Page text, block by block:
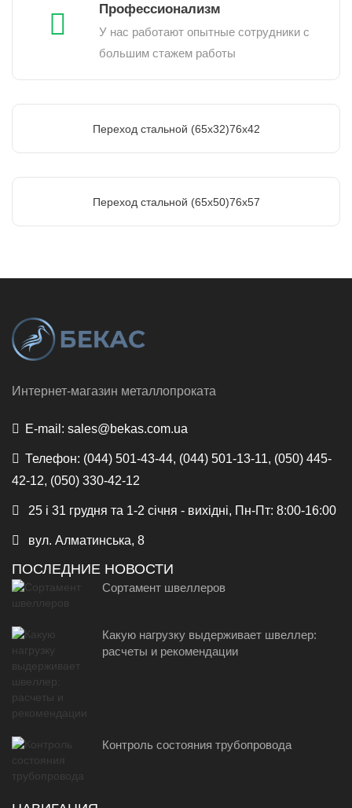
Профессионализм
У нас работают опытные сотрудники с
большим стажем работы
Переход стальной (65х32)76х42
Переход стальной (65х50)76х57
Интернет-магазин металлопроката
E-mail: sales@bekas.com.ua
Телефон: (044) 501-43-44, (044) 501-13-11, (050) 445-
42-12, (050) 330-42-12
25 і 31 грудня та 1-2 січня - вихідні, Пн-Пт: 8:00-16:00
вул. Алматинська, 8
ПОСЛЕДНИЕ НОВОСТИ
Сортамент швеллеров
Какую нагрузку выдерживает швеллер:
расчеты и рекомендации
Контроль состояния трубопровода